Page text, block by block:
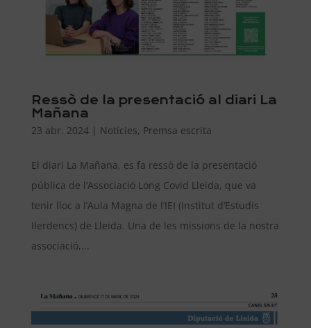
Ressò de la presentació al diari La
Mañana
23 abr. 2024| Notícies, Premsa escrita
El diari La Mañana, es fa ressò de la presentació
pública de l’Associació Long Covid Lleida, que va
tenir lloc a l’Aula Magna de l’IEI (Institut d’Estudis
Ilerdencs) de Lleida. Una de les missions de la nostra
associació,...